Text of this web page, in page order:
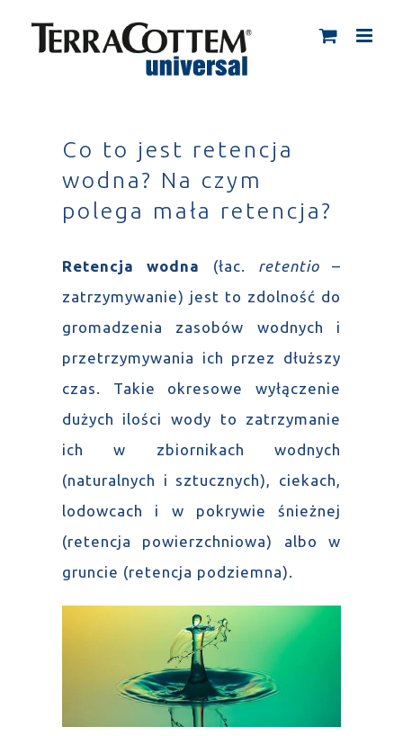
Co to jest retencja
wodna? Na czym
polega mała retencja?
Retencja wodna (łac. retentio–
zatrzymywanie) jest to zdolność do
gromadzenia zasobów wodnych i
przetrzymywania ich przez dłuższy
czas. Takie okresowe wyłączenie
dużych ilości wody to zatrzymanie
ich w zbiornikach wodnych
(naturalnych i sztucznych), ciekach,
lodowcach i w pokrywie śnieżnej
(retencja powierzchniowa) albo w
gruncie (retencja podziemna).